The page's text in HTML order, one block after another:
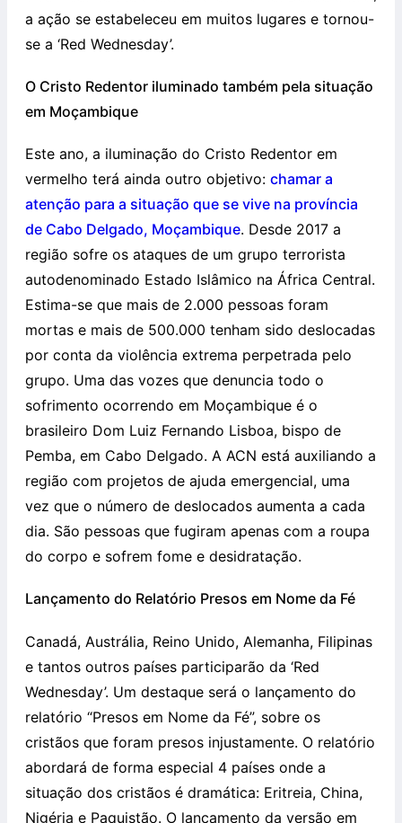
a ação se estabeleceu em muitos lugares e tornou-
se a ‘Red Wednesday’.
O Cristo Redentor iluminado também pela situação
em Moçambique
Este ano, a iluminação do Cristo Redentor em
vermelho terá ainda outro objetivo: chamar a
atenção para a situação que se vive na província
de Cabo Delgado, Moçambique. Desde 2017 a
região sofre os ataques de um grupo terrorista
autodenominado Estado Islâmico na África Central.
Estima-se que mais de 2.000 pessoas foram
mortas e mais de 500.000 tenham sido deslocadas
por conta da violência extrema perpetrada pelo
grupo. Uma das vozes que denuncia todo o
sofrimento ocorrendo em Moçambique é o
brasileiro Dom Luiz Fernando Lisboa, bispo de
Pemba, em Cabo Delgado. A ACN está auxiliando a
região com projetos de ajuda emergencial, uma
vez que o número de deslocados aumenta a cada
dia. São pessoas que fugiram apenas com a roupa
do corpo e sofrem fome e desidratação.
Lançamento do Relatório Presos em Nome da Fé
Canadá, Austrália, Reino Unido, Alemanha, Filipinas
e tantos outros países participarão da ‘Red
Wednesday’. Um destaque será o lançamento do
relatório “Presos em Nome da Fé”, sobre os
cristãos que foram presos injustamente. O relatório
abordará de forma especial 4 países onde a
situação dos cristãos é dramática: Eritreia, China,
Nigéria e Paquistão. O lançamento da versão em